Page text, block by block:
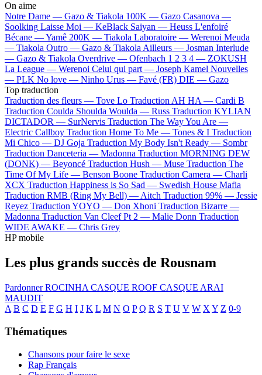
On aime
Notre Dame — Gazo & Tiakola 100K — Gazo Casanova —
Soolking Laisse Moi — KeBlack Saiyan — Heuss L'enfoiré
Bécane —Yamê 200K — Tiakola Laboratoire — Werenoi Meuda
— Tiakola Outro — Gazo & TiakolaAilleurs — Josman Interlude
— Gazo & Tiakola Overdrive — Ofenbach 1 2 3 4 — ZOKUSH
La League — Werenoi Celui qui part — Joseph Kamel Nouvelles
— PLK No love — Ninho Urus — Favé (FR) DIE — Gazo
Top traduction
Traduction des fleurs — Tove Lo Traduction AH HA — Cardi B
Traduction Coulda Shoulda Woulda — Russ Traduction KYLIAN
DICTADOR — SurNervis Traduction The Way You Are —
Electric Callboy Traduction Home To Me — Tones & I Traduction
Mi Chico — DJ Goja Traduction My Body Isn't Ready — Sombr
Traduction Danceteria — Madonna Traduction MORNING DEW
(DONK) — Beyoncé Traduction Hush — Muse Traduction The
Time Of My Life — Benson Boone Traduction Camera — Charli
XCX Traduction Happiness is So Sad — Swedish House Mafia
Traduction RMB (Ring My Bell) —Aitch Traduction 99% — Jessie
Reyez Traduction YOYO — Don Xhoni Traduction Bizarre —
Madonna Traduction Van Cleef Pt 2 — Malie Donn Traduction
WIDE AWAKE — Chris Grey
HP mobile
Les plus grands succès de Rousnam
PardonnerROCINHA CASQUE ROOF CASQUE ARAI
MAUDIT
A B C D E F G H I J K L M N O P Q R S T U V W X Y Z 0-9
Thématiques
Chansons pour faire le sexe
Rap Français